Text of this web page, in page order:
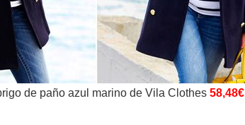
de paño azul marino de Vila Clothes 58,48€